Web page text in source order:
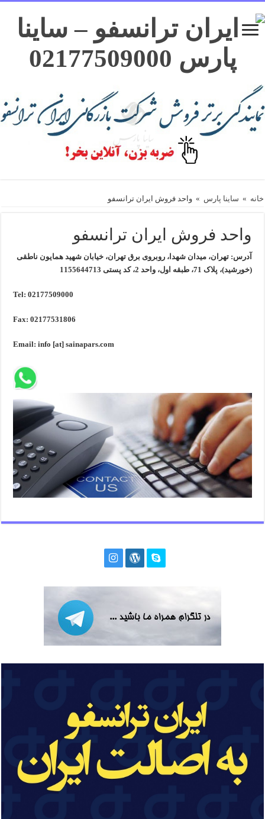
خانه » ساینا پارس » واحد فروش ایران ترانسفو
واحد فروش ایران ترانسفو
آدرس: تهران، میدان شهدا، روبروی برق تهران، خیابان شهید همایون ناطقی
(خورشید)، پلاک 71، طبقه اول، واحد 2، کد پستی 1155644713
Tel: 02177509000
Fax: 02177531806
Email: info [at] sainapars.com